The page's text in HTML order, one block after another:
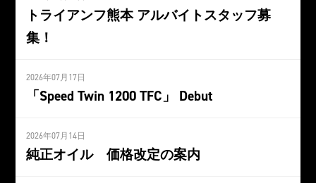
トライアンフ熊本 アルバイトスタッフ募
集！
2026年07月17日
「Speed Twin 1200 TFC」 Debut
2026年07月14日
純正オイル 価格改定の案内